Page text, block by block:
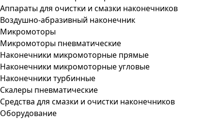
Аппараты для очистки и смазки наконечников
Воздушно-абразивный наконечник
Микромоторы
Микромоторы пневматические
Наконечники микромоторные прямые
Наконечники микромоторные угловые
Наконечники турбинные
Скалеры пневматические
Средства для смазки и очистки наконечников
Оборудование